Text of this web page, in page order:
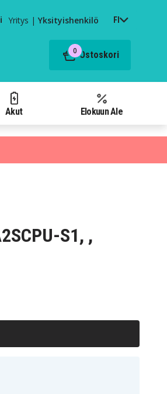
Yritys | Yksityishenkilö FI
0 Ostoskori
Akut Elokuun Ale
S1, ,